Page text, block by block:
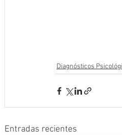
Diagnósticos
Entradas recientes